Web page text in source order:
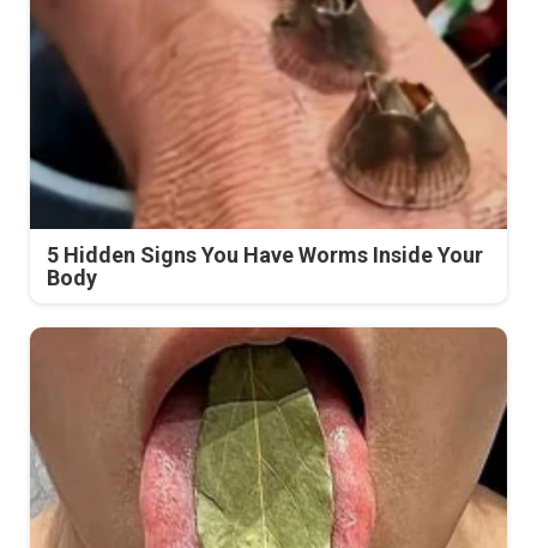
5 Hidden Signs You Have Worms Inside Your
Body